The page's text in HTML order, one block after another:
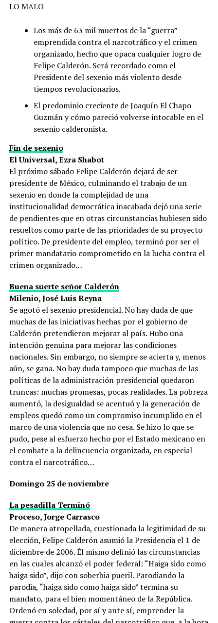
LO MALO
Los más de 63 mil muertos de la “guerra”
emprendida contra el narcotráfico y el crimen
organizado, hecho que opaca cualquier logro de
Felipe Calderón. Será recordado como el
Presidente del sexenio más violento desde
tiempos revolucionarios.
El predominio creciente de Joaquín El Chapo
Guzmán y cómo pareció volverse intocable en el
sexenio calderonista.
Fin de sexenio
El Universal, Ezra Shabot
El próximo sábado Felipe Calderón dejará de ser
presidente de México, culminando el trabajo de un
sexenio en donde la complejidad de una
institucionalidad democrática inacabada dejó una serie
de pendientes que en otras circunstancias hubiesen sido
resueltos como parte de las prioridades de su proyecto
político. De presidente del empleo, terminó por ser el
primer mandatario comprometido en la lucha contra el
crimen organizado…
Buena suerte señor Calderón
Milenio, José Luis Reyna
Se agotó el sexenio presidencial. No hay duda de que
muchas de las iniciativas hechas por el gobierno de
Calderón pretendieron mejorar al país. Hubo una
intención genuina para mejorar las condiciones
nacionales. Sin embargo, no siempre se acierta y, menos
aún, se gana. No hay duda tampoco que muchas de las
políticas de la administración presidencial quedaron
truncas: muchas promesas, pocas realidades. La pobreza
aumentó, la desigualdad se acentuó y la generación de
empleos quedó como un compromiso incumplido en el
marco de una violencia que no cesa. Se hizo lo que se
pudo, pese al esfuerzo hecho por el Estado mexicano en
el combate a la delincuencia organizada, en especial
contra el narcotráfico…
Domingo 25 de noviembre
La pesadilla Terminó
Proceso, Jorge Carrasco
De manera atropellada, cuestionada la legitimidad de su
elección, Felipe Calderón asumió la Presidencia el 1 de
diciembre de 2006. Él mismo definió las circunstancias
en las cuales alcanzó el poder federal: “Haiga sido como
haiga sido”, dijo con soberbia pueril. Parodiando la
parodia, “haiga sido como haiga sido” termina su
mandato, para el bien momentáneo de la República.
Ordenó en soledad, por sí y ante sí, emprender la